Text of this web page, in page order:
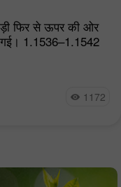
फिर से ऊपर की ओर
1.1536–1.1542
1172